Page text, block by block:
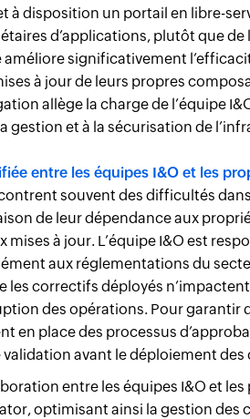
à disposition un portail en libre-
d’applications, plutôt que de
améliore significativement
à jour de leurs propres
allège la charge de l’équipe
gestion et à la sécurisation de
entre les équipes I&O et les
souvent des difficultés
de leur dépendance aux
mises à jour. L’équipe I&O est
aux réglementations du
les correctifs déployés
des opérations. Pour garantir
en place des processus
validation avant le déploiement
entre les équipes I&O et
optimisant ainsi la gestion